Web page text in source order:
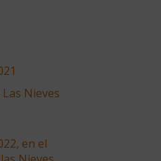
Nieves
en el